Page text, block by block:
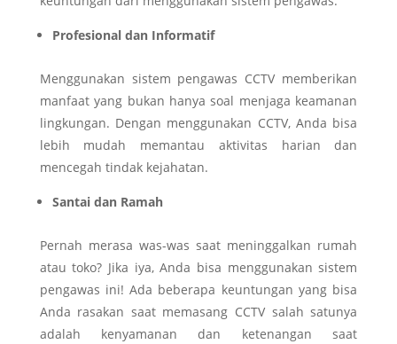
Profesional dan Informatif
Menggunakan sistem pengawas CCTV memberikan
manfaat yang bukan hanya soal menjaga keamanan
lingkungan. Dengan menggunakan CCTV, Anda bisa
lebih mudah memantau aktivitas harian dan
mencegah tindak kejahatan.
Santai dan Ramah
Pernah merasa was-was saat meninggalkan rumah
atau toko? Jika iya, Anda bisa menggunakan sistem
pengawas ini! Ada beberapa keuntungan yang bisa
Anda rasakan saat memasang CCTV salah satunya
adalah kenyamanan dan ketenangan saat